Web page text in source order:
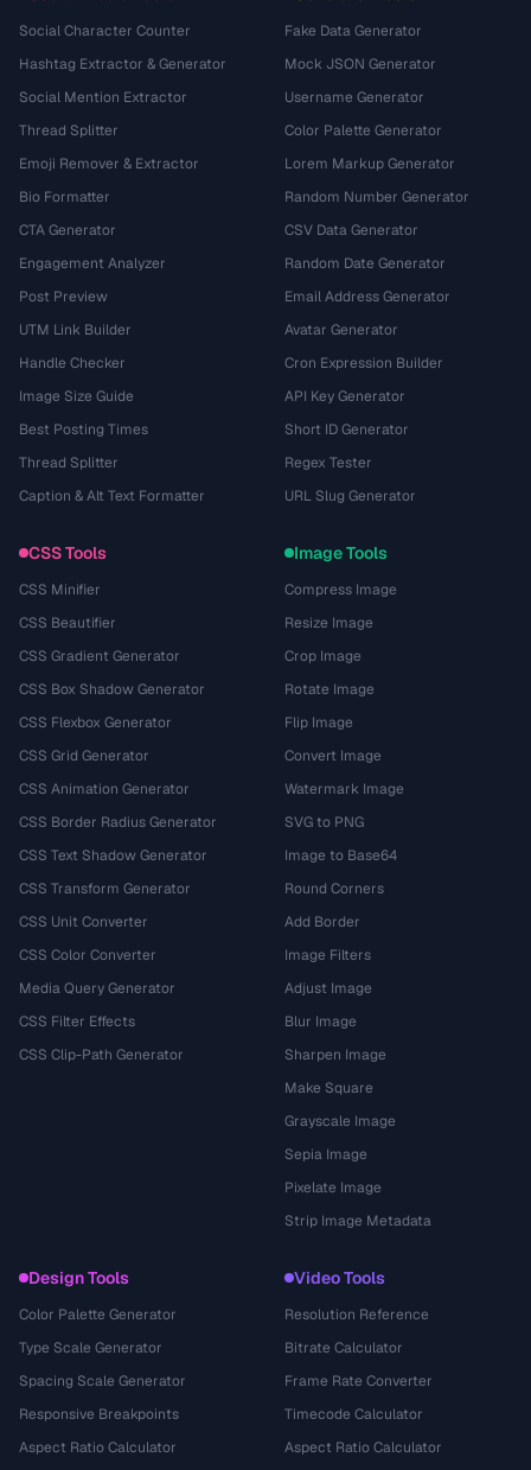
Social Character Counter
Hashtag Extractor & Generator
Social Mention Extractor
Thread Splitter
Emoji Remover & Extractor
Bio Formatter
CTA Generator
Engagement Analyzer
Post Preview
UTM Link Builder
Handle Checker
Image Size Guide
Best Posting Times
Thread Splitter
Caption & Alt Text Formatter
Fake Data Generator
Mock JSON Generator
Username Generator
Color Palette Generator
Lorem Markup Generator
Random Number Generator
CSV Data Generator
Random Date Generator
Email Address Generator
Avatar Generator
Cron Expression Builder
API Key Generator
Short ID Generator
Regex Tester
URL Slug Generator
CSS Tools
CSS Minifier
CSS Beautifier
CSS Gradient Generator
CSS Box Shadow Generator
CSS Flexbox Generator
CSS Grid Generator
CSS Animation Generator
CSS Border Radius Generator
CSS Text Shadow Generator
CSS Transform Generator
CSS Unit Converter
CSS Color Converter
Media Query Generator
CSS Filter Effects
CSS Clip-Path Generator
Image Tools
Compress Image
Resize Image
Crop Image
Rotate Image
Flip Image
Convert Image
Watermark Image
SVG to PNG
Image to Base64
Round Corners
Add Border
Image Filters
Adjust Image
Blur Image
Sharpen Image
Make Square
Grayscale Image
Sepia Image
Pixelate Image
Strip Image Metadata
Design Tools
Color Palette Generator
Type Scale Generator
Spacing Scale Generator
Responsive Breakpoints
Aspect Ratio Calculator
Video Tools
Resolution Reference
Bitrate Calculator
Frame Rate Converter
Timecode Calculator
Aspect Ratio Calculator